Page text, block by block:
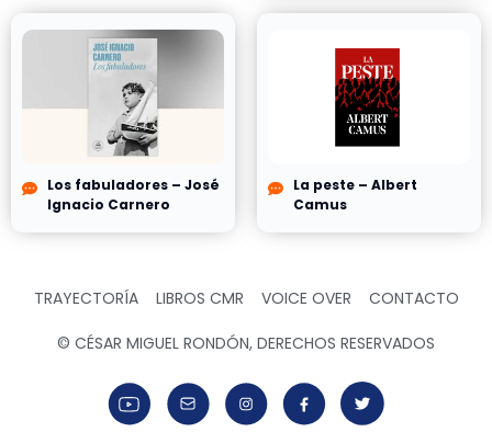
Los fabuladores – José
Ignacio Carnero
La peste – Albert
Camus
TRAYECTORÍA LIBROS CMR VOICE OVER CONTACTO
© CÉSAR MIGUEL RONDÓN, DERECHOS RESERVADOS